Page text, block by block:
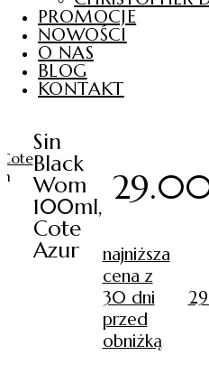
PROMOCJE
NOWOŚCI
O NAS
BLOG
KONTAKT
Cote
Sin
Black
Wom
100ml,
Cote
Azur
najniższa
cena z
30 dni
przed
obniżką